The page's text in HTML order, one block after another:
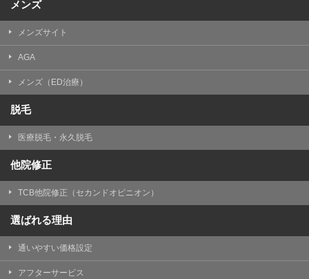
メンズ
メンズサイト
AGA
メンズ（ED治療）
脱毛
医療脱毛・永久脱毛
他院修正
TCB他院修正（セカンドオピニオン）
選ばれる理由
通いやすい価格設定
アフターサービス